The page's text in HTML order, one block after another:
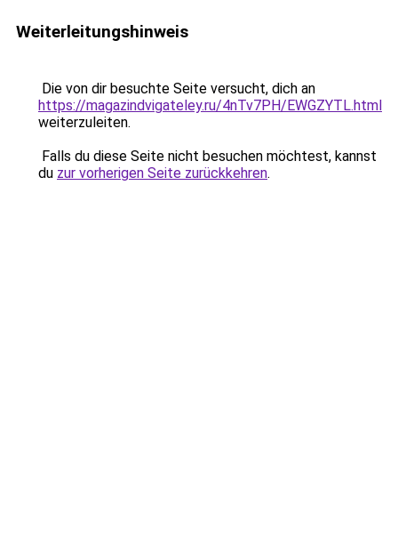
Weiterleitungshinweis
Die von dir besuchte Seite versucht, dich an
https://magazindvigateley.ru/4nTv7PH/EWGZYTL.html
weiterzuleiten.
Falls du diese Seite nicht besuchen möchtest, kannst
du zur vorherigen Seite zurückkehren.